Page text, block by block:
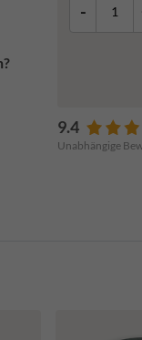
-
9.4
Unabhängige